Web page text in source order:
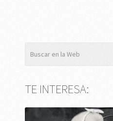
TE INTERESA: